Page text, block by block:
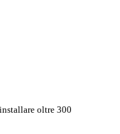
oltre 300